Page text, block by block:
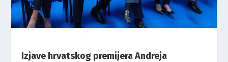
Izjave hrvatskog premijera Andreja